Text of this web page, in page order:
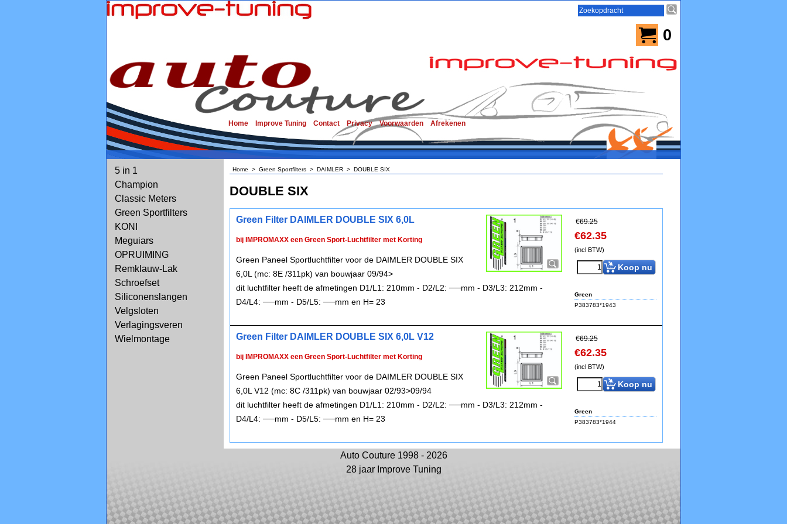
0
Home Improve Tuning Contact Privacy Voorwaarden Afrekenen
5 in 1
Champion
Classic Meters
Green Sportfilters
KONI
Meguiars
OPRUIMING
Remklauw-Lak
Schroefset
Siliconenslangen
Velgsloten
Verlagingsveren
Wielmontage
Home > Green Sportfilters > DAIMLER > DOUBLE SIX
DOUBLE SIX
€69.25
€62.35
(incl BTW)
Koop nu
Green
P383783*1943
Green Filter DAIMLER DOUBLE SIX 6,0L
bij IMPROMAXX een Green Sport-Luchtfilter met Korting
Green Paneel Sportluchtfilter voor de DAIMLER DOUBLE SIX
6,0L (mc: 8E /311pk) van bouwjaar 09/94>
dit luchtfilter heeft de afmetingen D1/L1: 210mm - D2/L2: ──mm - D3/L3: 212mm -
D4/L4: ──mm - D5/L5: ──mm en H= 23
€69.25
€62.35
(incl BTW)
Koop nu
Green
P383783*1944
Green Filter DAIMLER DOUBLE SIX 6,0L V12
bij IMPROMAXX een Green Sport-Luchtfilter met Korting
Green Paneel Sportluchtfilter voor de DAIMLER DOUBLE SIX
6,0L V12 (mc: 8C /311pk) van bouwjaar 02/93>09/94
dit luchtfilter heeft de afmetingen D1/L1: 210mm - D2/L2: ──mm - D3/L3: 212mm -
D4/L4: ──mm - D5/L5: ──mm en H= 23
Auto Couture 1998 - 2026
28 jaar Improve Tuning